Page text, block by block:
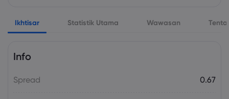
US Government Shutdown Threatens
October Inflation Data Release
US-EU Relations: Russia Sanctions Unite
Ikhtisar Statistik Utama Wawasan
Info
Spread 0.67